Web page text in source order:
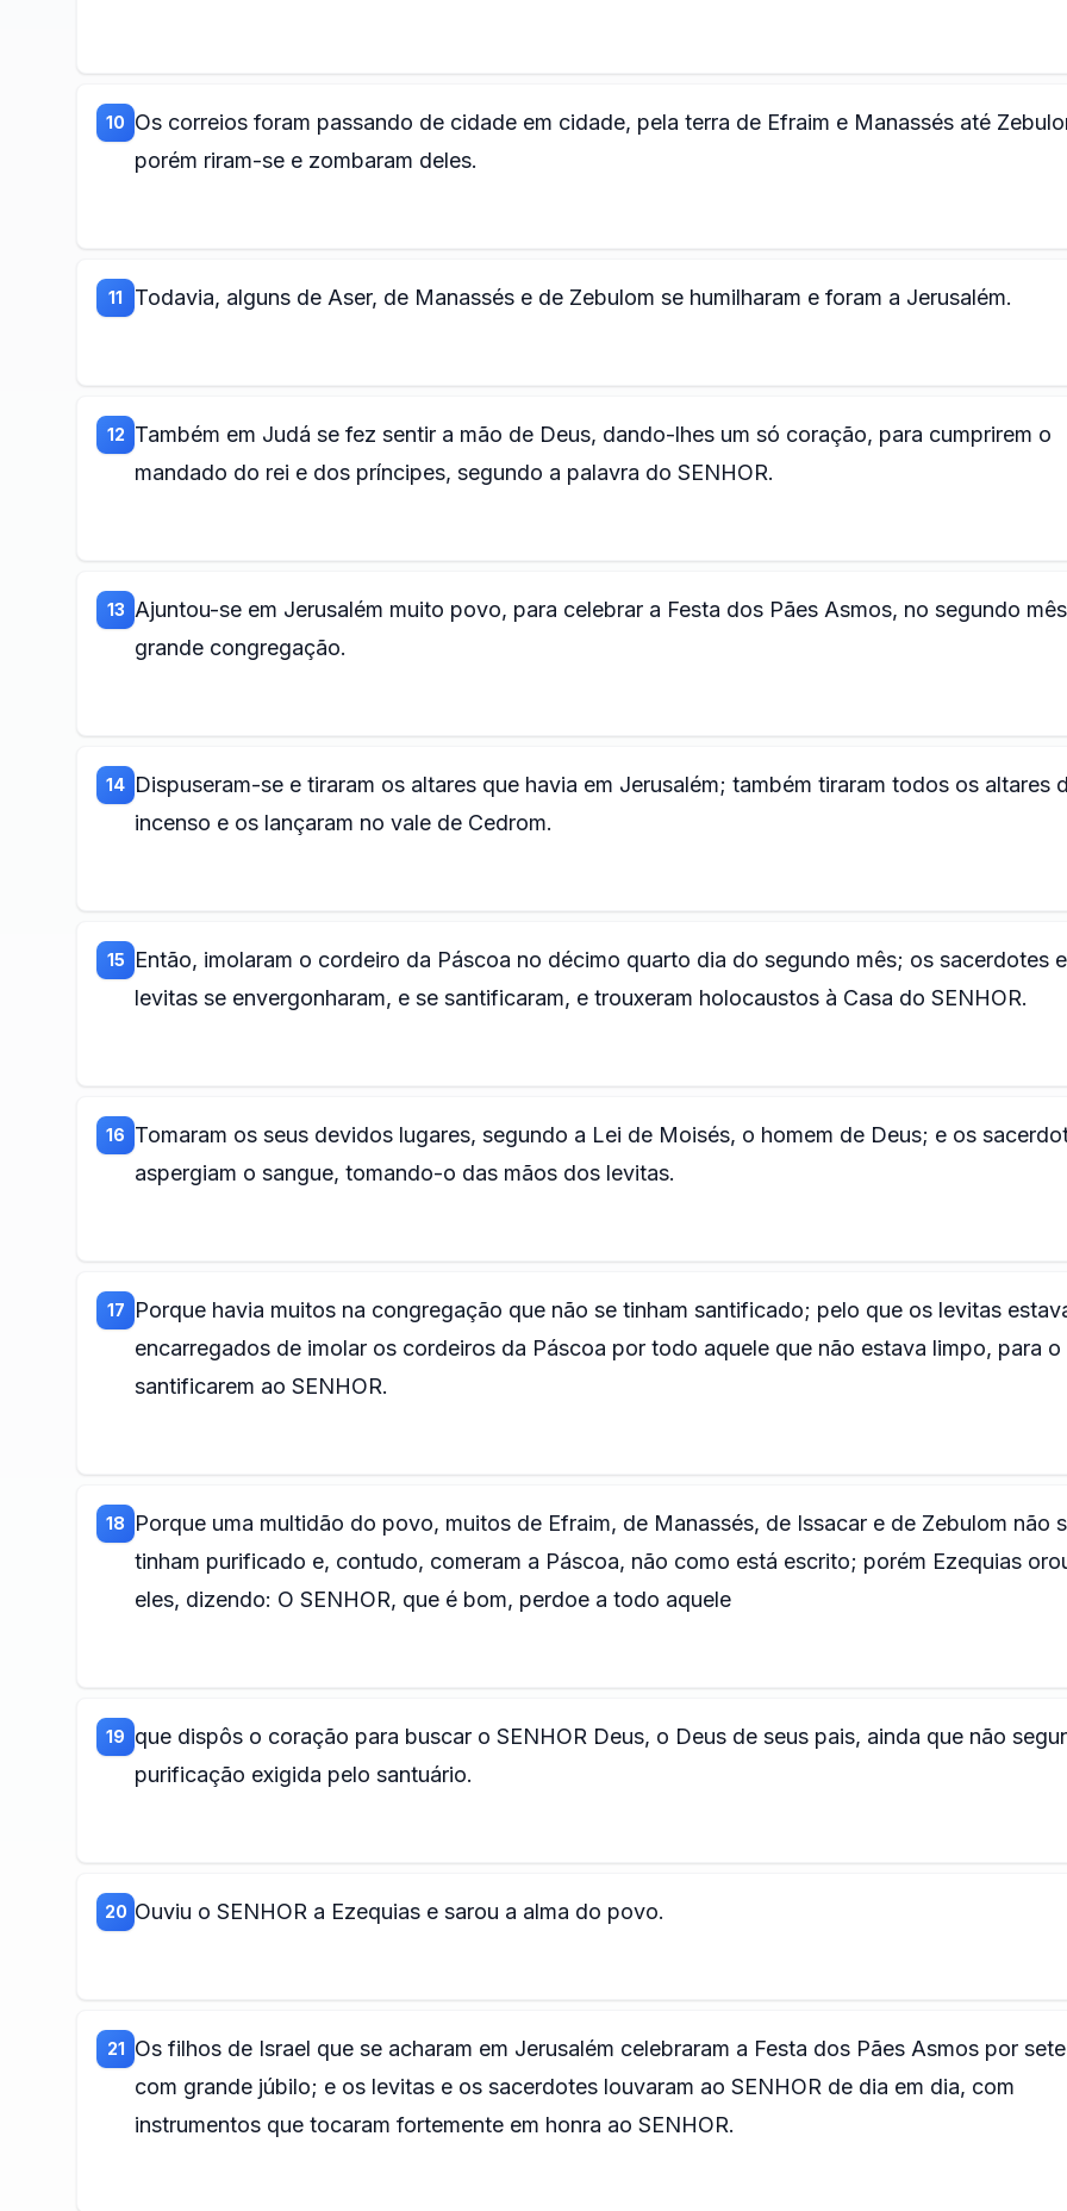
10 Os correios foram passando de cidade em cidade, pela terra de Efraim e Manassés até
porém riram-se e zombaram deles.
11 Todavia, alguns de Aser, de Manassés e de Zebulom se humilharam e foram a Jerusalém.
12 Também em Judá se fez sentir a mão de Deus, dando-lhes um só coração, para cumprirem o
mandado do rei e dos príncipes, segundo a palavra do SENHOR.
13 Ajuntou-se em Jerusalém muito povo, para celebrar a Festa dos Pães Asmos, no segundo
grande congregação.
14 Dispuseram-se e tiraram os altares que havia em Jerusalém; também tiraram todos os altares
incenso e os lançaram no vale de Cedrom.
15
Então, imolaram o cordeiro da Páscoa no décimo quarto dia do segundo mês; os sacerdotes
levitas se envergonharam, e se santificaram, e trouxeram holocaustos à Casa do SENHOR.
16 Tomaram os seus devidos lugares, segundo a Lei de Moisés, o homem de Deus; e os
aspergiam o sangue, tomando-o das mãos dos levitas.
17
Porque havia muitos na congregação que não se tinham santificado; pelo que os levitas
encarregados de imolar os cordeiros da Páscoa por todo aquele que não estava limpo, para o
santificarem ao SENHOR.
18
Porque uma multidão do povo, muitos de Efraim, de Manassés, de Issacar e de Zebulom não
tinham purificado e, contudo, comeram a Páscoa, não como está escrito; porém Ezequias
eles, dizendo: O SENHOR, que é bom, perdoe a todo aquele
19 que dispôs o coração para buscar o SENHOR Deus, o Deus de seus pais, ainda que não
purificação exigida pelo santuário.
20 Ouviu o SENHOR a Ezequias e sarou a alma do povo.
21 Os filhos de Israel que se acharam em Jerusalém celebraram a Festa dos Pães Asmos por
com grande júbilo; e os levitas e os sacerdotes louvaram ao SENHOR de dia em dia, com
instrumentos que tocaram fortemente em honra ao SENHOR.